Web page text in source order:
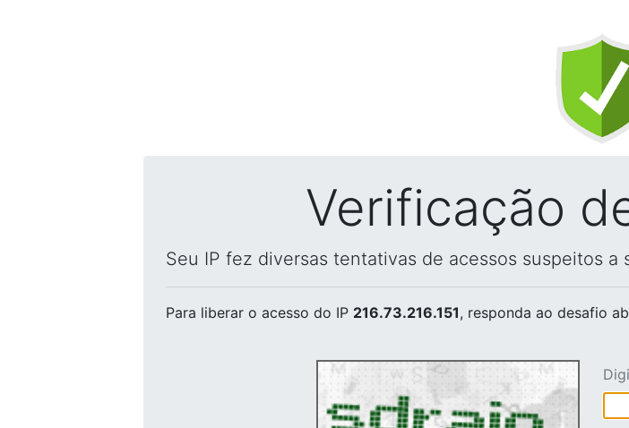
Verificação
Seu IP fez diversas tentativas de acessos suspeitos a
Para liberar o acesso do IP 216.73.216.151, responda ao desafio